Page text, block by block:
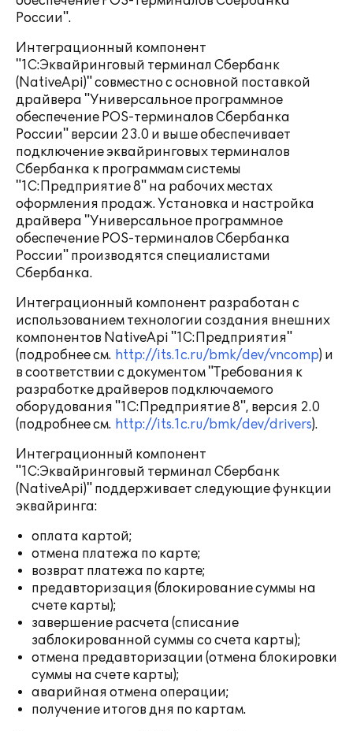
России".
Интеграционный компонент
"1С:Эквайринговый терминал Сбербанк
(NativeApi)" совместно с основной поставкой
драйвера "Универсальное программное
обеспечение POS-терминалов Сбербанка
России" версии 23.0 и выше обеспечивает
подключение эквайринговых терминалов
Сбербанка к программам системы
"1С:Предприятие 8" на рабочих местах
оформления продаж. Установка и настройка
драйвера "Универсальное программное
обеспечение POS-терминалов Сбербанка
России" производятся специалистами
Сбербанка.
Интеграционный компонент разработан с
использованием технологии создания внешних
компонентов NativeApi "1С:Предприятия"
(подробнее см. http://its.1c.ru/bmk/dev/vncomp) и
в соответствии с документом "Требования к
разработке драйверов подключаемого
оборудования "1С:Предприятие 8", версия 2.0
(подробнее см. http://its.1c.ru/bmk/dev/drivers).
Интеграционный компонент
"1С:Эквайринговый терминал Сбербанк
(NativeApi)" поддерживает следующие функции
эквайринга:
оплата картой;
отмена платежа по карте;
возврат платежа по карте;
предавторизация (блокирование суммы на
счете карты);
завершение расчета (списание
заблокированной суммы со счета карты);
отмена предавторизации (отмена блокировки
суммы на счете карты);
аварийная отмена операции;
получение итогов дня по картам.